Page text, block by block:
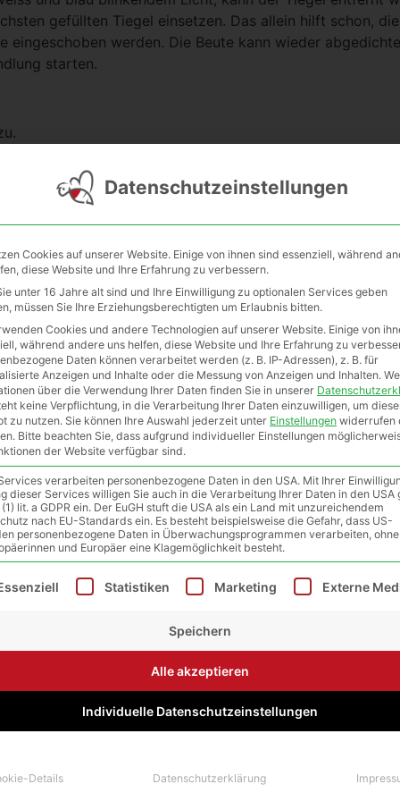
gefüllten Tiegel einsetzen. Das allein hilft schon,
eingeschoben werden. Die Beute kann wieder
starten.
in brutfreien Völkern eine sehr gute Wirksamkeit.
In jedem Fall Schutzbrille, säurefeste Handschuhe,
Langärmelige Bekleidung, Maske FFP3
im Bereich von -5 °C bis +5 °C
der Behandlung geschlossen sein, um die
vonYouTube. Um auf den eigentlichen Inhalt zuzugreifen,
beachten Sie, dass dabei Daten an Drittanbieter weitergegeben
Mehr Informationen
Inhalt entsperren
Datenschutzeinstellungen
Cookies auf unserer Website. Einige von ihnen sind essenziell, während
diese Website und Ihre Erfahrung zu verbessern.
unter 16 Jahre alt sind und Ihre Einwilligung zu optionalen Services geben
müssen Sie Ihre Erziehungsberechtigten um Erlaubnis bitten.
Cookies und andere Technologien auf unserer Website. Einige von
während andere uns helfen, diese Website und Ihre Erfahrung zu
Daten können verarbeitet werden (z. B. IP-Adressen), z. B. für
Anzeigen und Inhalte oder die Messung von Anzeigen und Inhalten.
über die Verwendung Ihrer Daten finden Sie in unserer
keine Verpflichtung, in die Verarbeitung Ihrer Daten einzuwilligen, um
zu nutzen. Sie können Ihre Auswahl jederzeit unter Einstellungen widerrufen
Bitte beachten Sie, dass aufgrund individueller Einstellungen
der Website verfügbar sind.
verarbeiten personenbezogene Daten in den USA. Mit Ihrer
dieser Services willigen Sie auch in die Verarbeitung Ihrer Daten in den USA
lit. a GDPR ein. Der EuGH stuft die USA als ein Land mit unzureichendem
nach EU-Standards ein. Es besteht beispielsweise die Gefahr, dass US-
personenbezogene Daten in Überwachungsprogrammen verarbeiten,
und Europäer eine Klagemöglichkeit besteht.
eine Liste der Service-Gruppen, für die eine
Statistiken Marketing Externe
Speichern
Alle akzeptieren
Individuelle Datenschutzeinstellungen
Details Datenschutzerklärung